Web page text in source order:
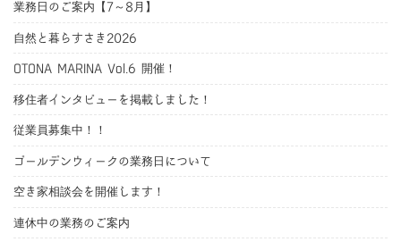
業務日のご案内【7～8月】
自然と暮らすさき2026
OTONA MARINA Vol.6 開催！
移住者インタビューを掲載しました！
従業員募集中！！
ゴールデンウィークの業務日について
空き家相談会を開催します！
連休中の業務のご案内